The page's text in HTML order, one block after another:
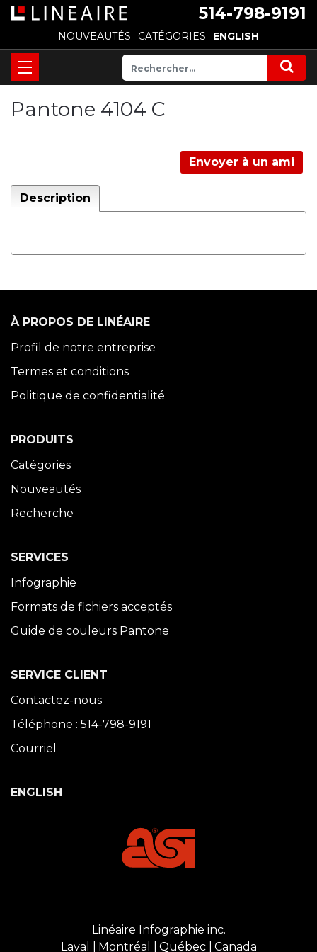
514-798-9191
NOUVEAUTÉS CATÉGORIES ENGLISH
Pantone 4104 C
Envoyer à un ami
Description
À PROPOS DE LINÉAIRE
Profil de notre entreprise
Termes et conditions
Politique de confidentialité
PRODUITS
Catégories
Nouveautés
Recherche
SERVICES
Infographie
Formats de fichiers acceptés
Guide de couleurs Pantone
SERVICE CLIENT
Contactez-nous
Téléphone : 514-798-9191
Courriel
ENGLISH
Linéaire Infographie inc.
Laval
Montréal Québec Canada